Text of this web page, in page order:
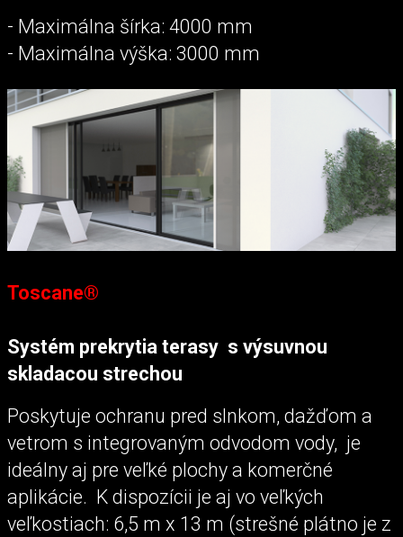
- Maximálna šírka: 4000 mm
- Maximálna výška: 3000 mm
Toscane®
Systém prekrytia terasy s výsuvnou
skladacou strechou
Poskytuje ochranu pred slnkom, dažďom a
vetrom s integrovaným odvodom vody, je
ideálny aj pre veľké plochy a komerčné
aplikácie. K dispozícii je aj vo veľkých
veľkostiach: 6,5 m x 13 m (strešné plátno je z